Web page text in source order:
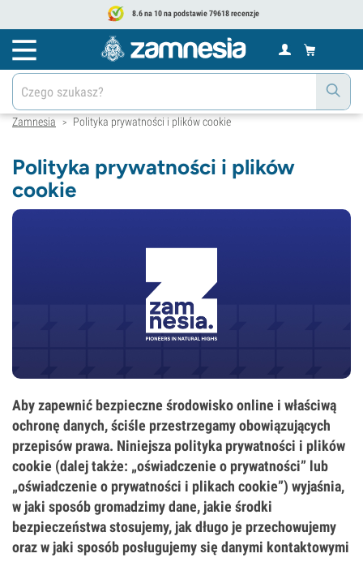
8.6 na 10 na podstawie 79618 recenzje
Zamnesia > Polityka prywatności i plików cookie
Polityka prywatności i plików
cookie
Aby zapewnić bezpieczne środowisko online i właściwą
ochronę danych, ściśle przestrzegamy obowiązujących
przepisów prawa. Niniejsza polityka prywatności i plików
cookie (dalej także: „oświadczenie o prywatności” lub
„oświadczenie o prywatności i plikach cookie”) wyjaśnia,
w jaki sposób gromadzimy dane, jakie środki
bezpieczeństwa stosujemy, jak długo je przechowujemy
oraz w jaki sposób posługujemy się danymi kontaktowymi